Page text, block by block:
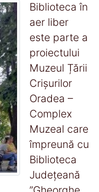
Biblioteca în
aer liber
este parte a
proiectului
Muzeul Țării
Crișurilor
Oradea –
Complex
Muzeal care
împreună cu
Biblioteca
Județeană